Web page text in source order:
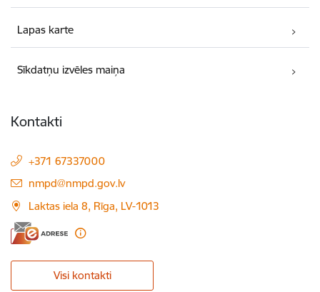
Lapas karte
Sīkdatņu izvēles maiņa
Kontakti
+371 67337000
E-pasts:
nmpd@nmpd.gov.lv
Laktas iela 8, Rīga, LV-1013
Visi kontakti